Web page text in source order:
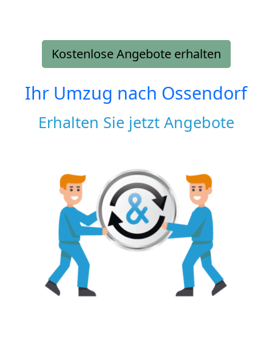
Kostenlose Angebote erhalten
Ihr Umzug nach Ossendorf
Erhalten Sie jetzt Angebote